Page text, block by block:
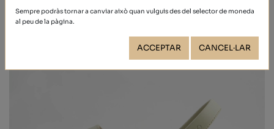
Sempre podràs tornar a canviar això quan vulguis des del selector de moneda
al peu de la pàgina.
ACCEPTAR CANCEL·LAR